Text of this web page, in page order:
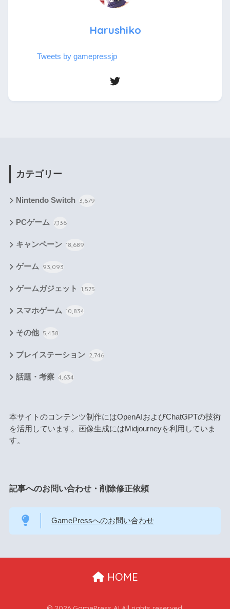
Harushiko
Tweets by gamepressjp
カテゴリー
Nintendo Switch 3,679
PCゲーム 7,136
キャンペーン 18,689
ゲーム 93,093
ゲームガジェット 1,575
スマホゲーム 10,834
その他 5,438
プレイステーション 2,746
話題・考察 4,634
本サイトのコンテンツ制作にはOpenAIおよびChatGPTの技術
を活用しています。画像生成にはMidjourneyを利用していま
す。
記事へのお問い合わせ・削除修正依頼
GamePressへのお問い合わせ
HOME